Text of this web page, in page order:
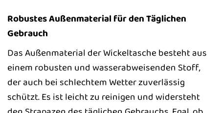
Robustes Außenmaterial für den Täglichen
Gebrauch
Das Außenmaterial der Wickeltasche besteht aus
einem robusten und wasserabweisenden Stoff,
der auch bei schlechtem Wetter zuverlässig
schützt. Es ist leicht zu reinigen und widersteht